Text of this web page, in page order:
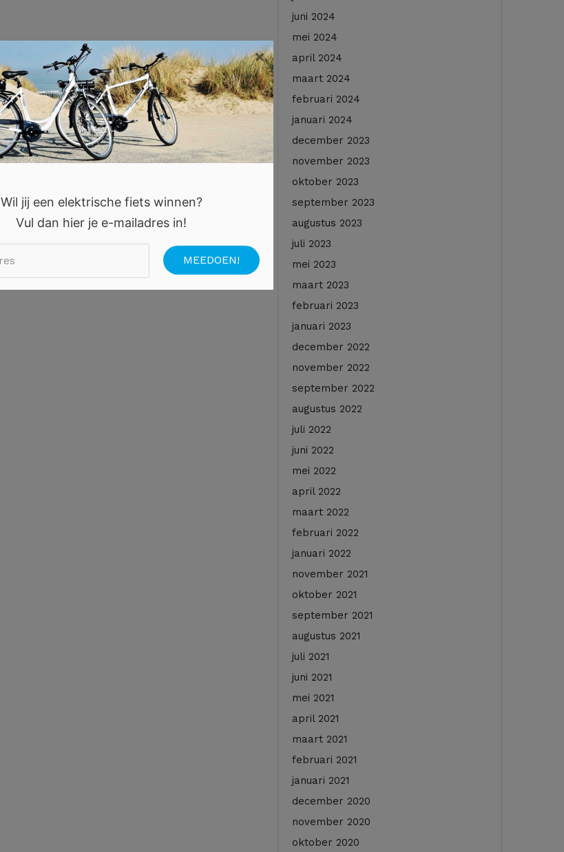
juni 2024
mei 2024
april 2024
maart 2024
februari 2024
januari 2024
december 2023
november 2023
oktober 2023
september 2023
augustus 2023
juli 2023
mei 2023
maart 2023
februari 2023
januari 2023
december 2022
november 2022
september 2022
augustus 2022
juli 2022
juni 2022
mei 2022
april 2022
maart 2022
februari 2022
januari 2022
november 2021
oktober 2021
september 2021
augustus 2021
juli 2021
juni 2021
mei 2021
april 2021
maart 2021
februari 2021
januari 2021
december 2020
november 2020
oktober 2020
Wil jij een elektrische fiets winnen?
Vul dan hier je e-mailadres in!
×